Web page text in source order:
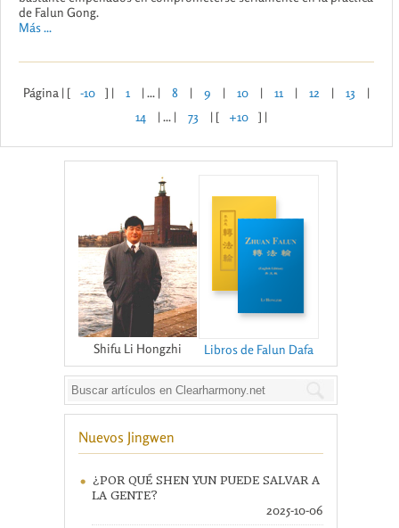
de Falun Gong.
Más ...
Página | [ -10 ] | 1 | ... | 8 | 9 | 10 | 11 | 12 | 13
|
14
| ... | 73 | [ +10 ] |
Shifu Li Hongzhi Libros de Falun Dafa
Nuevos Jingwen
¿POR QUÉ SHEN YUN PUEDE SALVAR A
LA GENTE?
2025-10-06